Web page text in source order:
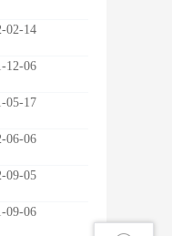
02-14
12-06
05-17
06-06
09-05
09-06